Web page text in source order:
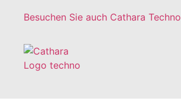
Besuchen Sie auch Cathara Techno